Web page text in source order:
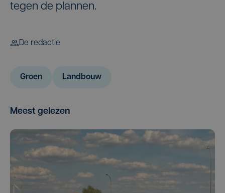
tegen de plannen.
De redactie
Groen Landbouw
Meest gelezen